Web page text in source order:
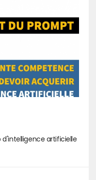
artificielle